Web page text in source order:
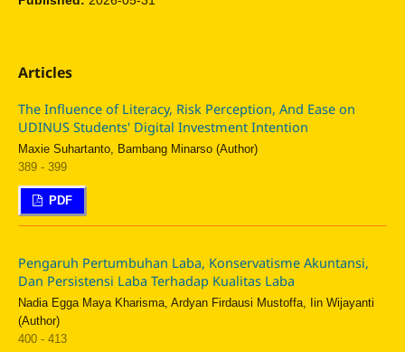
Articles
The Influence of Literacy, Risk Perception, And Ease on
UDINUS Students' Digital Investment Intention
Maxie Suhartanto, Bambang Minarso (Author)
389 - 399
PDF
Pengaruh Pertumbuhan Laba, Konservatisme Akuntansi,
Dan Persistensi Laba Terhadap Kualitas Laba
Nadia Egga Maya Kharisma, Ardyan Firdausi Mustoffa, Iin Wijayanti
(Author)
400 - 413